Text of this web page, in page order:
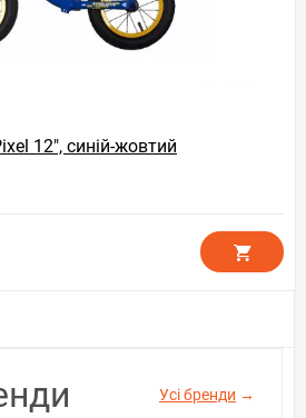
12", синій-жовтий
Усі бренди →